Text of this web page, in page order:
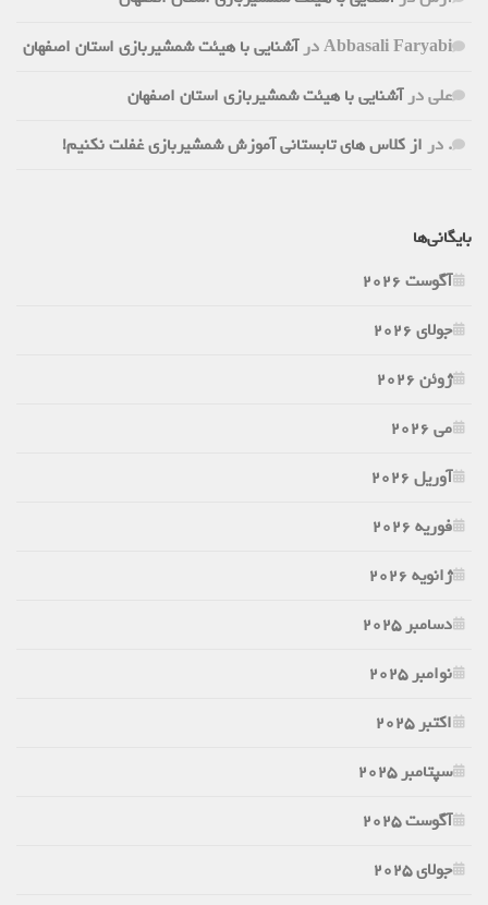
Abbasali Faryabiدرآشنایی با هیئت شمشیربازی استان اصفهان
علیدرآشنایی با هیئت شمشیربازی استان اصفهان
.دراز کلاس های تابستانی آموزش شمشیربازی غفلت نکنیم!
بایگانی‌ها
آگوست 2026
جولای 2026
ژوئن 2026
می 2026
آوریل 2026
فوریه 2026
ژانویه 2026
دسامبر 2025
نوامبر 2025
اکتبر 2025
سپتامبر 2025
آگوست 2025
جولای 2025